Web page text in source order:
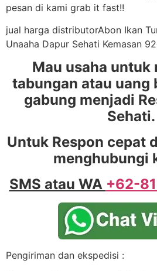
pesan di kami grab it fast!!
jual harga distributorAbon Ikan
Unaaha Dapur Sehati Kemasan
Mau usaha untuk
tabungan atau uang
gabung menjadi
Sehati.
Untuk Respon cepat
menghubungi
SMS atau WA +62-
Pengiriman dan ekspedisi :